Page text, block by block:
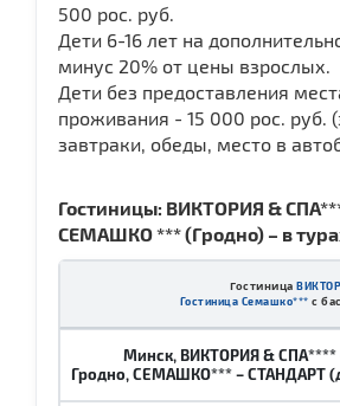
500 рос. руб.
Дети 6-16 лет на
минус 20% от цены взрослых.
Дети без предоставления
проживания - 15 000 рос. руб.
завтраки, обеды, место в
Гостиницы: ВИКТОРИЯ &
СЕМАШКО *** (Гродно) – в
Гостиница
Гостиница Семашко*** с
Минск, ВИКТОРИЯ & СПА****
Гродно, СЕМАШКО*** – СТАНДАРТ